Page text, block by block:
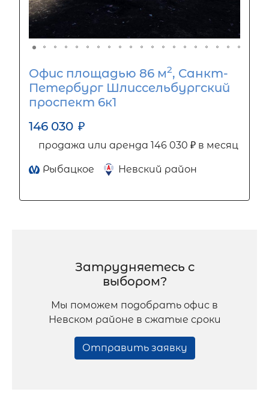
Офис площадью 86 м2, Санкт-
Петербург Шлиссельбургский
проспект 6к1
146 030 ₽
продажа или аренда 146 030 ₽ в месяц
Рыбацкое Невский район
Затрудняетесь с
выбором?
Мы поможем подобрать офис в
Невском районе в сжатые сроки
Отправить заявку